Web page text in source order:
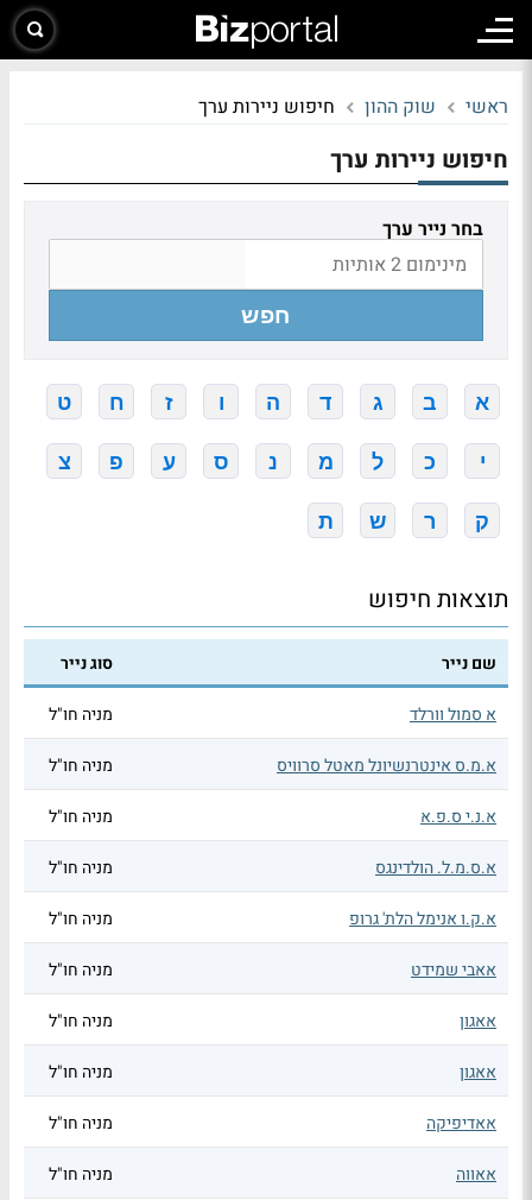
ראשי שוק ההון חיפוש ניירות ערך
חיפוש ניירות ערך
בחר נייר ערך
חפש
א ב ג ד ה ו ז ח ט
י כ ל מ נ ס ע פ צ
ק ר ש ת
תוצאות חיפוש
שם נייר סוג נייר
א סמול וורלד מניה חו"ל
א.מ.ס אינטרנשיונל מאטל סרוויס מניה חו"ל
א.נ.י ס.פ.א מניה חו"ל
א.ס.מ.ל. הולדינגס מניה חו"ל
א.ק.ו אנימל הלת' גרופ מניה חו"ל
אאבי שמידט מניה חו"ל
אאגון מניה חו"ל
אאגון מניה חו"ל
אאדיפיקה מניה חו"ל
אאווה מניה חו"ל